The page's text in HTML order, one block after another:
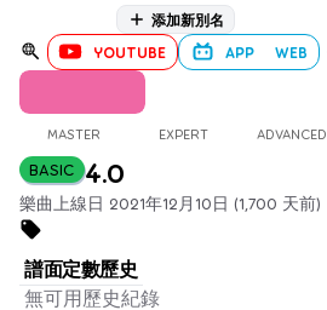
添加新別名
YOUTUBE APP WEB
MASTER EXPERT ADVANCED
BASIC 4.0
樂曲上線日 2021年12月10日 (1,700 天前)
譜面定數歷史
無可用歷史紀錄